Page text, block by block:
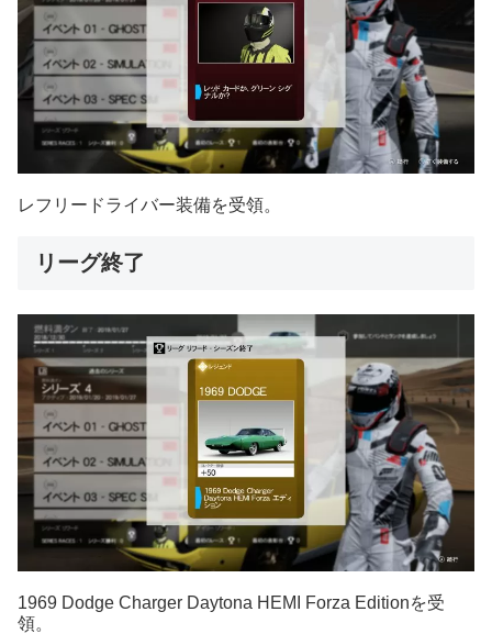
レフリードライバー装備を受領。
リーグ終了
1969 Dodge Charger Daytona HEMI Forza Editionを受
領。